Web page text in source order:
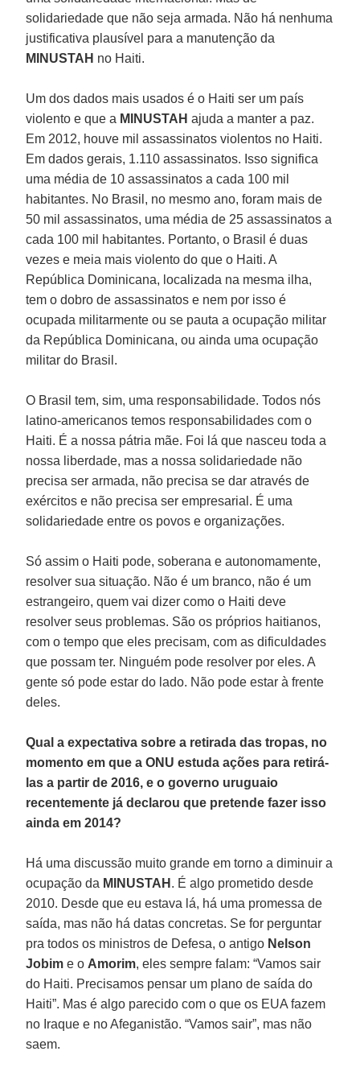
solidariedade que não seja armada. Não há nenhuma
justificativa plausível para a manutenção da
MINUSTAH no Haiti.
Um dos dados mais usados é o Haiti ser um país
violento e que a MINUSTAH ajuda a manter a paz.
Em 2012, houve mil assassinatos violentos no Haiti.
Em dados gerais, 1.110 assassinatos. Isso significa
uma média de 10 assassinatos a cada 100 mil
habitantes. No Brasil, no mesmo ano, foram mais de
50 mil assassinatos, uma média de 25 assassinatos a
cada 100 mil habitantes. Portanto, o Brasil é duas
vezes e meia mais violento do que o Haiti. A
República Dominicana, localizada na mesma ilha,
tem o dobro de assassinatos e nem por isso é
ocupada militarmente ou se pauta a ocupação militar
da República Dominicana, ou ainda uma ocupação
militar do Brasil.
O Brasil tem, sim, uma responsabilidade. Todos nós
latino-americanos temos responsabilidades com o
Haiti. É a nossa pátria mãe. Foi lá que nasceu toda a
nossa liberdade, mas a nossa solidariedade não
precisa ser armada, não precisa se dar através de
exércitos e não precisa ser empresarial. É uma
solidariedade entre os povos e organizações.
Só assim o Haiti pode, soberana e autonomamente,
resolver sua situação. Não é um branco, não é um
estrangeiro, quem vai dizer como o Haiti deve
resolver seus problemas. São os próprios haitianos,
com o tempo que eles precisam, com as dificuldades
que possam ter. Ninguém pode resolver por eles. A
gente só pode estar do lado. Não pode estar à frente
deles.
Qual a expectativa sobre a retirada das tropas, no
momento em que a ONU estuda ações para retirá-
las a partir de 2016, e o governo uruguaio
recentemente já declarou que pretende fazer isso
ainda em 2014?
Há uma discussão muito grande em torno a diminuir a
ocupação da MINUSTAH . É algo prometido desde
2010. Desde que eu estava lá, há uma promessa de
saída, mas não há datas concretas. Se for perguntar
pra todos os ministros de Defesa, o antigo Nelson
Jobim e o Amorim, eles sempre falam: “Vamos sair
do Haiti. Precisamos pensar um plano de saída do
Haiti”. Mas é algo parecido com o que os EUA fazem
no Iraque e no Afeganistão. “Vamos sair”, mas não
saem.